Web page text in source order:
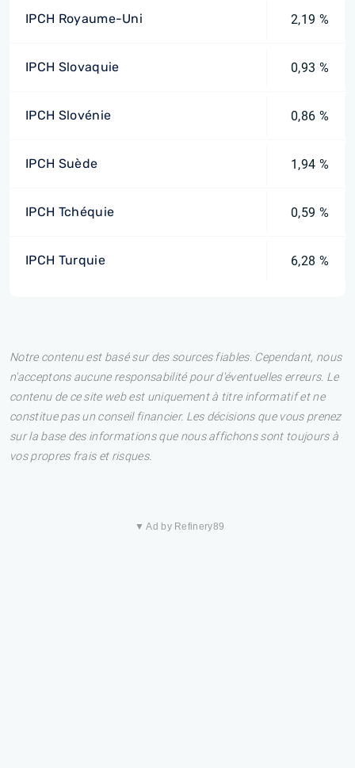
IPCH Royaume-Uni 2,19 %
IPCH Slovaquie 0,93 %
IPCH Slovénie 0,86 %
IPCH Suède 1,94 %
IPCH Tchéquie 0,59 %
IPCH Turquie 6,28 %
Notre contenu est basé sur des sources fiables. Cependant, nous
n'acceptons aucune responsabilité pour d'éventuelles erreurs. Le
contenu de ce site web est uniquement à titre informatif et ne
constitue pas un conseil financier. Les décisions que vous prenez
sur la base des informations que nous affichons sont toujours à
vos propres frais et risques.
▼ Ad by Refinery89